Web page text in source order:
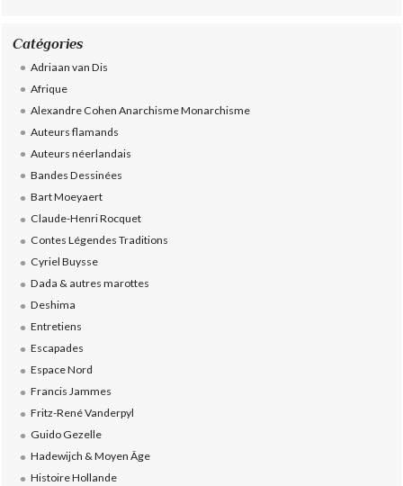
Catégories
Adriaan van Dis
Afrique
Alexandre Cohen Anarchisme Monarchisme
Auteurs flamands
Auteurs néerlandais
Bandes Dessinées
Bart Moeyaert
Claude-Henri Rocquet
Contes Légendes Traditions
Cyriel Buysse
Dada & autres marottes
Deshima
Entretiens
Escapades
Espace Nord
Francis Jammes
Fritz-René Vanderpyl
Guido Gezelle
Hadewijch & Moyen Âge
Histoire Hollande